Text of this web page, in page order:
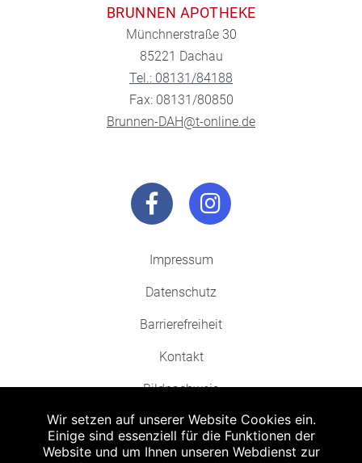
BRUNNEN APOTHEKE
Münchnerstraße 30
85221 Dachau
Tel.: 08131/84188
Fax: 08131/80850
Brunnen-DAH@t-online.de
Impressum
Datenschutz
Barrierefreiheit
Kontakt
Bildnachweis
Wir setzen auf unserer Website Cookies ein.
Einige sind essenziell für die Funktionen der
Website und um Ihnen unseren Webdienst zur